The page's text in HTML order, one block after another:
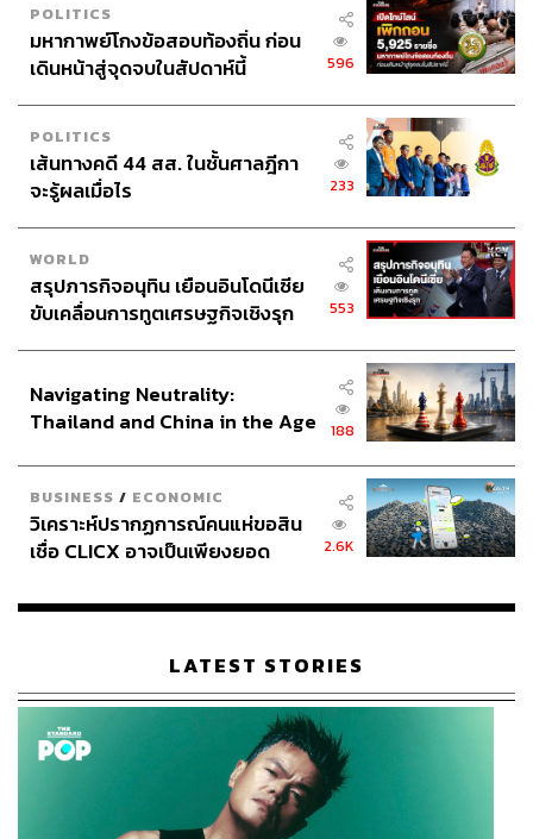
POLITICS
มหากาพย์โกงข้อสอบท้องถิ่น ก่อน
เดินหน้าสู่จุดจบในสัปดาห์นี้
596
POLITICS
เส้นทางคดี 44 สส. ในชั้นศาลฎีกา
จะรู้ผลเมื่อไร
233
WORLD
สรุปภารกิจอนุทิน เยือนอินโดนีเซีย
ขับเคลื่อนการทูตเศรษฐกิจเชิงรุก
553
Navigating Neutrality:
Thailand and China in the Age
188
BUSINESS / ECONOMIC
วิเคราะห์ปรากฏการณ์คนแห่ขอสิน
เชื่อ CLICX อาจเป็นเพียงยอด
เรือนไทยที่ถูกซุกไว้
2.6K
LATEST STORIES